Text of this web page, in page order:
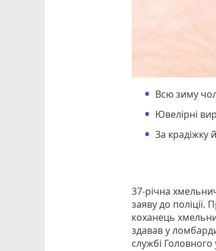
Всю зиму
Ювелірні
За крадіжку
37-річна
заяву до
коханець
здавав у
службі Головного